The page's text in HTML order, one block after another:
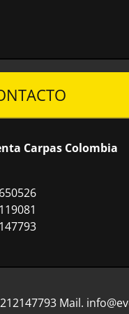
Carpas Colombia
Mail.